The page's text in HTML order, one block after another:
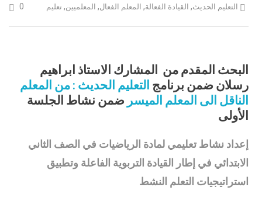
التعليم الحديث, القيادة الفعالة, المعلم الفعال, المعلميين, تعليم 0
البحث المقدم من المشارك الاستاذ ابراهيم
رسلان ضمن برنامج التعليم الحديث : من المعلم
الناقل الى المعلم الميسر ضمن نشاط الجلسة
الأولى
إعداد نشاط تعليمي لمادة الرياضيات في الصف الثاني
الابتدائي في إطار القيادة التربوية الفاعلة وتطبيق
استراتيجيات التعلم النشط